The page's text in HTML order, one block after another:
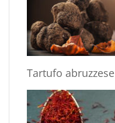
Tartufo abruzzese